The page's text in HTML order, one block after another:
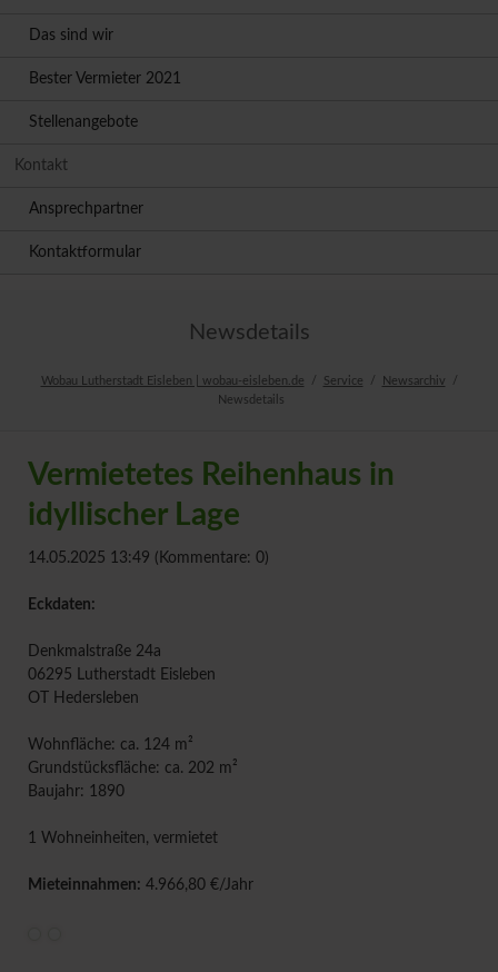
Das sind wir
Bester Vermieter 2021
Stellenangebote
Kontakt
Ansprechpartner
Kontaktformular
Newsdetails
Wobau Lutherstadt Eisleben | wobau-eisleben.de Service
Newsarchiv
Newsdetails
Vermietetes Reihenhaus in
idyllischer Lage
14.05.2025 13:49 (Kommentare: 0)
Eckdaten:
Denkmalstraße 24a
06295 Lutherstadt Eisleben
OT Hedersleben
Wohnfläche: ca. 124 m²
Grundstücksfläche: ca. 202 m²
Baujahr: 1890
1 Wohneinheiten, vermietet
Mieteinnahmen: 4.966,80 €/Jahr